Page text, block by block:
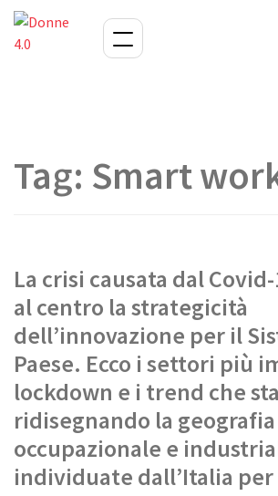
Tag: Smart
La crisi causata dal
al centro la strategicità
dell’innovazione per il
Paese. Ecco i settori più
lockdown e i trend che
ridisegnando la geografia
occupazionale e
individuate dall’Italia